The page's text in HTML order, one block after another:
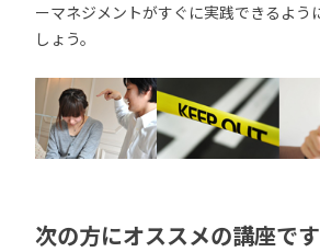
ーマネジメントがすぐに実践できるよう
しょう。
次の方にオススメの講座です